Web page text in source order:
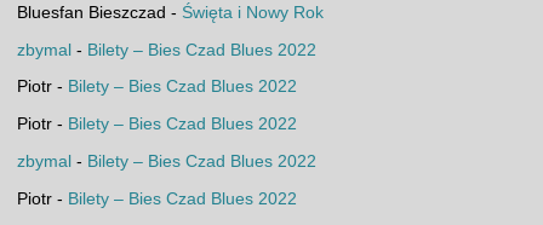
Bluesfan Bieszczad - Święta i Nowy Rok
zbymal- Bilety – Bies Czad Blues 2022
Piotr- Bilety – Bies Czad Blues 2022
Piotr- Bilety – Bies Czad Blues 2022
zbymal - Bilety – Bies Czad Blues 2022
Piotr- Bilety – Bies Czad Blues 2022